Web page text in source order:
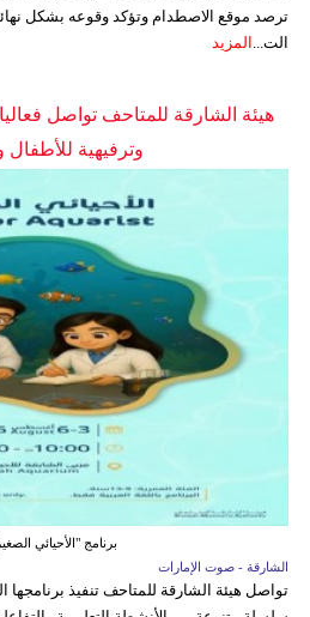
ترصد موقع الاصطدام وتؤكد وقوعه بشكل
الت...
المزيد
هيئة الشارقة للمتاحف تواصل
وترفيهية للأطفال
برنامج "الأحيائي
الشارقة - صوت الإمارات